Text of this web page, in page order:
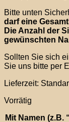
Bitte unten
darf eine
Die Anzahl der
gewünschten
Sollten Sie sich
Sie uns bitte per
Lieferzeit:
Vorrätig
Mit Namen (z.B.